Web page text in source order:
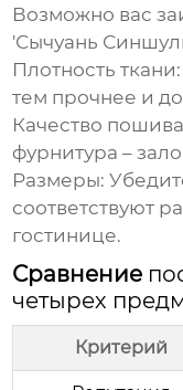
Возможно вас
'Сычуань
Плотность ткани:
тем прочнее и
Качество
фурнитура –
Размеры:
соответствуют
гостинице.
Сравнение
четырех
Критерий